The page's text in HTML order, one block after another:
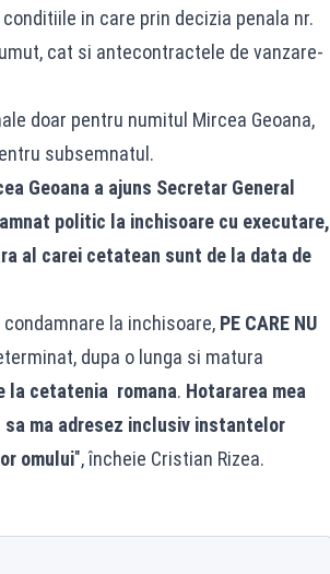
in care prin decizia penala nr.
cat si antecontractele de vanzare-
doar pentru numitul Mircea Geoana,
subsemnatul.
Geoana a ajuns Secretar General
politic la inchisoare cu executare,
al carei cetatean sunt de la data de
la inchisoare, PE CARE NU
dupa o lunga si matura
la cetatenia romana. Hotararea mea
ma adresez inclusiv instantelor
omului", încheie Cristian Rizea.